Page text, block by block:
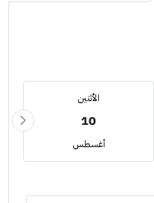
الأثنين
10
أغسطس